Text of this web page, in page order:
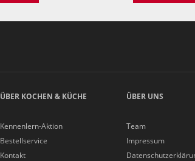
ÜBER KOCHEN & KÜCHE
Kennenlern-Aktion
Bestellservice
Kontakt
ÜBER UNS
Team
Impressum